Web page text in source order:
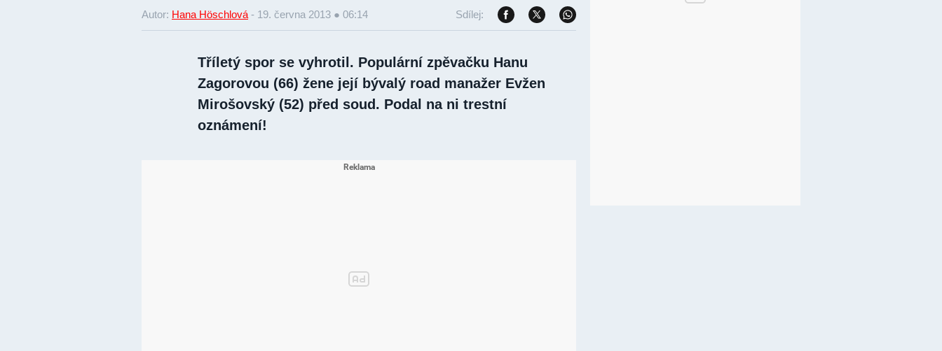
Autor: Hana Höschlová - 19. června 2013 ● 06:14 Sdílej:
Tříletý spor se vyhrotil. Populární zpěvačku Hanu
Zagorovou (66) žene její bývalý road manažer Evžen
Mirošovský (52) před soud. Podal na ni trestní
oznámení!